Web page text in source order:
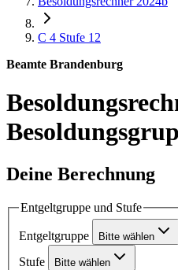
C 4 Stufe 12
Beamte Brandenburg
Deine Berechnung
Entgeltgruppe und Stufe
Entgeltgruppe Bitte wählen
Stufe Bitte wählen